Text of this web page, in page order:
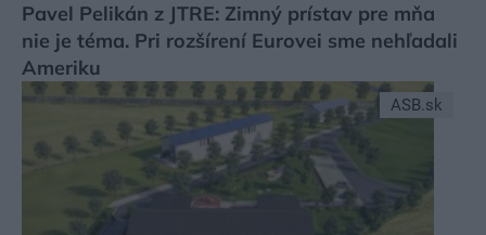
Pavel Pelikán z JTRE: Zimný prístav pre mňa
nie je téma. Pri rozšírení Eurovei sme nehľadali
Ameriku
ASB.sk